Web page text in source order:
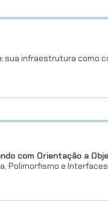
sua infraestrutura como
com Orientação a
Polimorfismo e Interfaces